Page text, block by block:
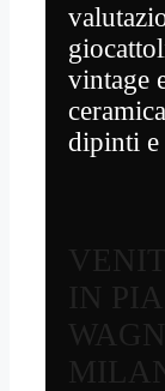
vintage
dipinti
IN